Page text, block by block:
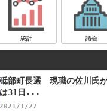
統計 議会
砥部町長選 現職の佐川氏
は31日...
2021/1/27